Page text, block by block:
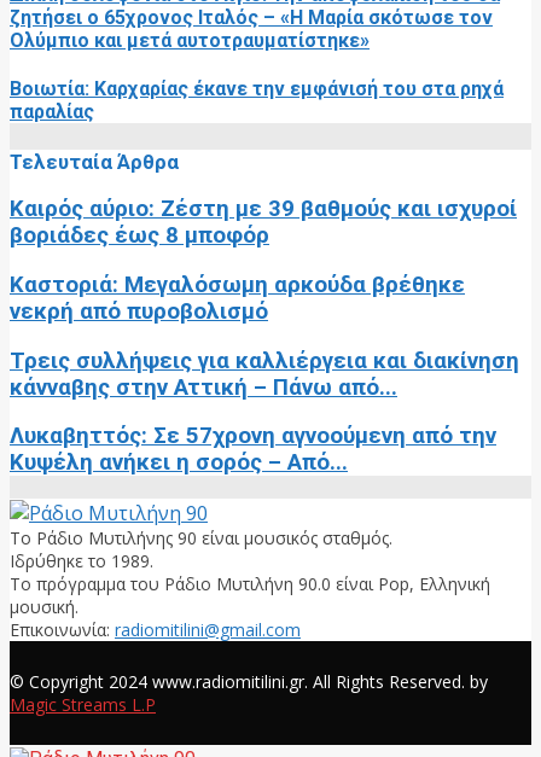
ζητήσει ο 65χρονος Ιταλός – «Η Μαρία σκότωσε τον
Ολύμπιο και μετά αυτοτραυματίστηκε»
Βοιωτία: Καρχαρίας έκανε την εμφάνισή του στα ρηχά
παραλίας
Τελευταία Άρθρα
Καιρός αύριο: Ζέστη με 39 βαθμούς και ισχυροί
βοριάδες έως 8 μποφόρ
Καστοριά: Μεγαλόσωμη αρκούδα βρέθηκε
νεκρή από πυροβολισμό
Τρεις συλλήψεις για καλλιέργεια και διακίνηση
κάνναβης στην Αττική – Πάνω από...
Λυκαβηττός: Σε 57χρονη αγνοούμενη από την
Κυψέλη ανήκει η σορός – Από...
Το Ράδιο Μυτιλήνης 90 είναι μουσικός σταθμός.
Ιδρύθηκε το 1989.
Το πρόγραμμα του Ράδιο Μυτιλήνη 90.0 είναι Pop, Ελληνική
μουσική.
Επικοινωνία: radiomitilini@gmail.com
© Copyright 2024 www.radiomitilini.gr. All Rights Reserved. by
Magic Streams L.P